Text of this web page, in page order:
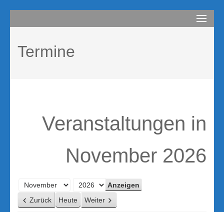
Inhalt
(Enter
drücken)
compurem
Termine
Veranstaltungen in
November 2026
Monat
Jahr
Zurück Heute Weiter